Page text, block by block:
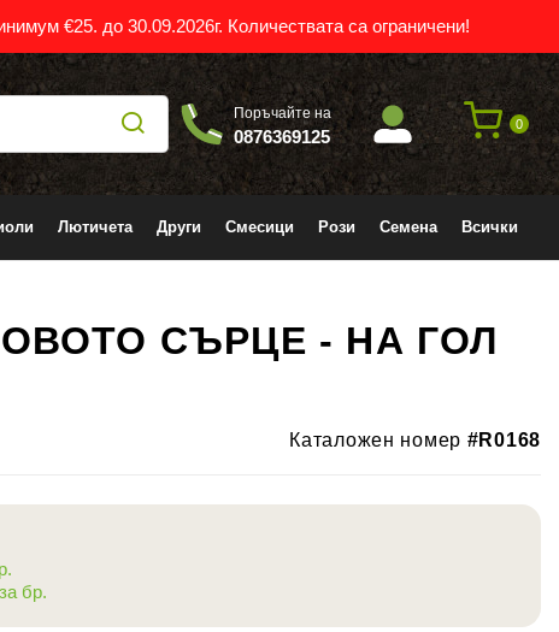
€25. до 30.09.2026г. Количествата са ограничени!
Поръчайте на
0876369125
0
Лютичета Други Смесици Рози Семена Всички
-36%
СЪРЦЕ - НА ГОЛ
Каталожен номер #R0168
бр.